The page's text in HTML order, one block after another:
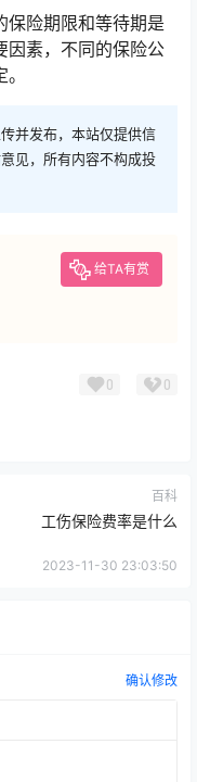
保险期限和等待期是
因素，不同的保险公
并发布，本站仅提供信
见，所有内容不构成投
给TA有赏
0 0
百科
工伤保险费率是什么
2023-11-30 23:03:50
确认修改